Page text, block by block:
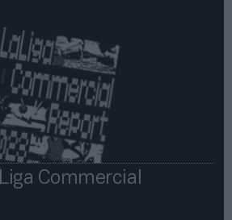
Commercial